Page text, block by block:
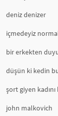
deniz denizer
içmedeyiz
bir erkekten
düşün ki kedin
şort giyen
john malkovich